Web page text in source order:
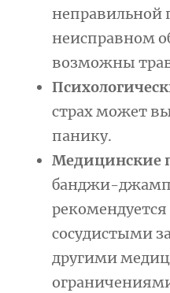
неправильной
неисправном
возможны
страх может
панику.
Медицинские
банджи-
сосудистыми
другими